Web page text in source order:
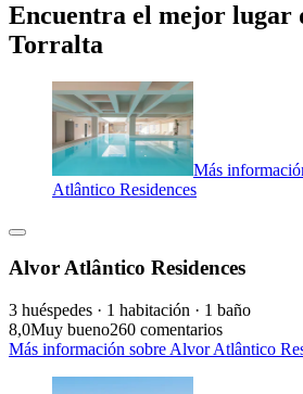
Encuentra el mejor lugar
Torralta
Más
Atlântico Residences
Alvor Atlântico Residences
3 huéspedes · 1 habitación · 1 baño
8,0Muy bueno260 comentarios
Más información sobre Alvor Atlântico